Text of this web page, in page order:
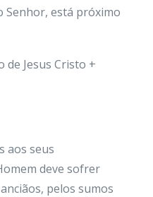
Senhor, está próximo
de Jesus Cristo +
aos seus
deve sofrer
pelos sumos